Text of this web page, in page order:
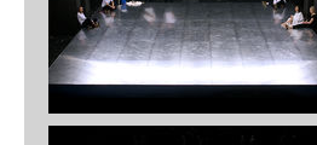
Murder on the Orient Express
Schauspielhaus Salzburg, 2024